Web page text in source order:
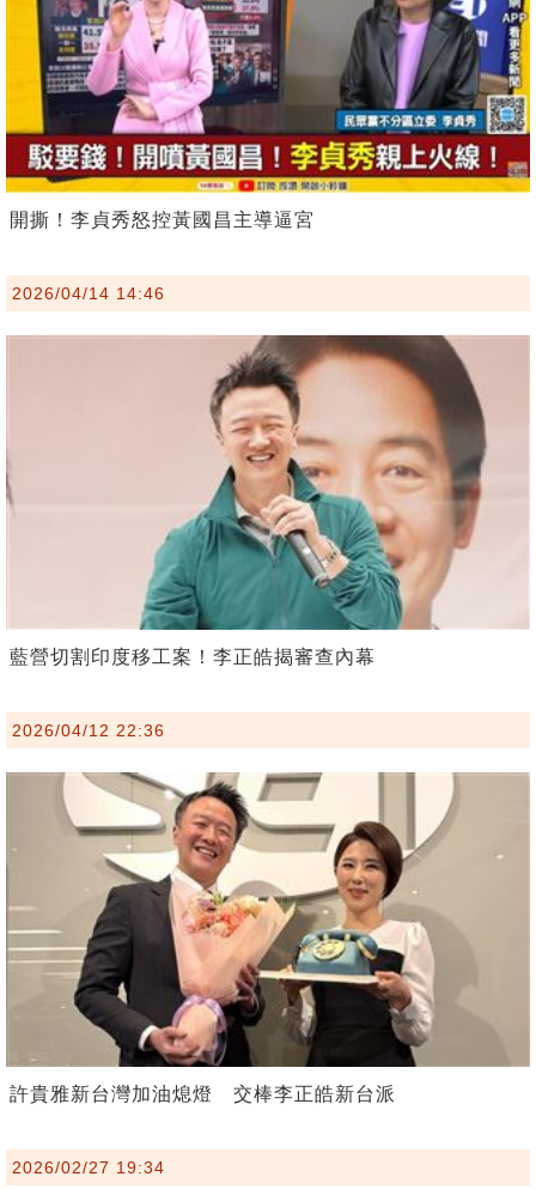
開撕！李貞秀怒控黃國昌主導逼宮
2026/04/14 14:46
藍營切割印度移工案！李正皓揭審查內幕
2026/04/12 22:36
許貴雅新台灣加油熄燈 交棒李正皓新台派
2026/02/27 19:34